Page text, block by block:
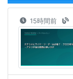
15時間前